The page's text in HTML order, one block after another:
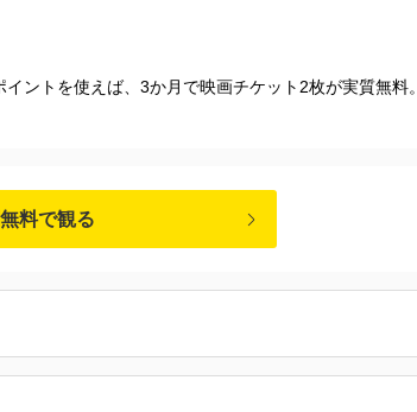
ントを使えば、3か月で映画チケット2枚が実質無料。
料で観る